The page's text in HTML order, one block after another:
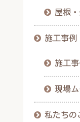
屋根
施工事例
施工事
現場
私たちの